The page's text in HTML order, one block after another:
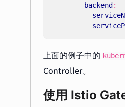
backend:
上面的例子中的
Controller。
使用 Istio